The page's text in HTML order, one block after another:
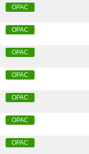
OPAC
OPAC
OPAC
OPAC
OPAC
OPAC
OPAC